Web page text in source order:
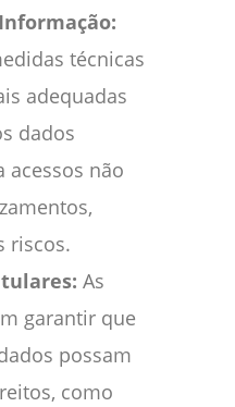
técnicas
adequadas
dados
acessos não
riscos.
As
garantir que
possam
como